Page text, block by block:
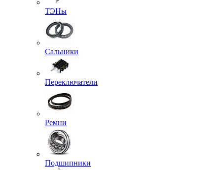
ТЭНы
Сальники
Переключатели
Ремни
Подшипники